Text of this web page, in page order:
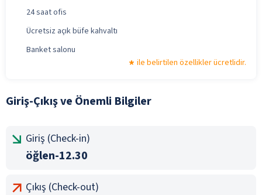
24 saat ofis
Ücretsiz açık büfe kahvaltı
Banket salonu
ile belirtilen özellikler ücretlidir.
Giriş-Çıkış ve Önemli Bilgiler
Giriş (Check-in)
öğlen-12.30
Çıkış (Check-out)